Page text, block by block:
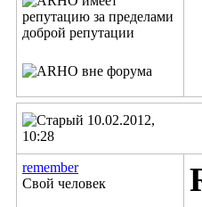
10.02.2012,
10:28
remember
Свой человек